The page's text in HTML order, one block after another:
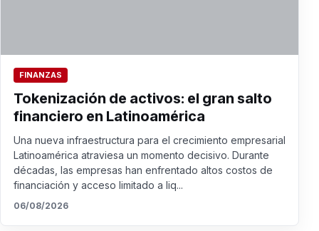
FINANZAS
Tokenización de activos: el gran salto
financiero en Latinoamérica
Una nueva infraestructura para el crecimiento empresarial
Latinoamérica atraviesa un momento decisivo. Durante
décadas, las empresas han enfrentado altos costos de
financiación y acceso limitado a liq...
06/08/2026